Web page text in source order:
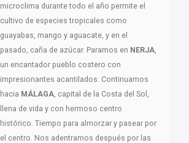
microclima durante todo el año permite el
cultivo de especies tropicales como
guayabas, mango y aguacate, y en el
pasado, caña de azúcar. Paramos en NERJA
un encantador pueblo costero con
impresionantes acantilados. Continuamos
hacia MÁLAGA , capital de la Costa del Sol,
llena de vida y con hermoso centro
histórico. Tiempo para almorzar y pasear por
el centro. Nos adentramos después por las